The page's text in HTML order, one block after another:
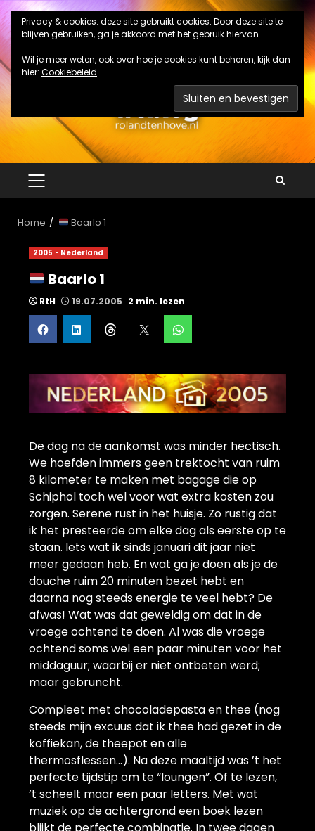
Ga
naar
de
inhoud
PRIMAIR
MENU
Home Baarlo 1
2005 - Nederland
Baarlo 1
RtH 19.07.2005 2 min. lezen
De dag na de aankomst was minder hectisch.
We hoefden immers geen trektocht van ruim
8 kilometer te maken met bagage die op
Schiphol toch wel voor wat extra kosten zou
zorgen. Serene rust in het huisje. Zo rustig dat
ik het presteerde om elke dag als eerste op te
staan. Iets wat ik sinds januari dit jaar niet
meer gedaan heb. En wat ga je doen als je de
douche ruim 20 minuten bezet hebt en
daarna nog steeds energie te veel hebt? De
afwas! Wat was dat geweldig om dat in de
vroege ochtend te doen. Al was die vroege
ochtend soms wel een paar minuten voor het
middaguur; waarbij er niet ontbeten werd;
maar gebruncht.
Compleet met chocoladepasta en thee (nog
steeds mijn excuus dat ik thee had gezet in de
koffiekan, de theepot en alle
thermosflessen…). Na deze maaltijd was ’t het
perfecte tijdstip om te “loungen”. Of te lezen,
’t scheelt maar een paar letters. Met wat
muziek op de achtergrond een boek lezen
blijkt de perfecte combinatie. In twee dagen
Privacy & cookies: deze site gebruikt cookies. Door deze site te
blijven gebruiken, ga je akkoord met het gebruik hiervan.
Wil je meer weten, ook over hoe je cookies kunt beheren, kijk dan
hier: Cookiebeleid